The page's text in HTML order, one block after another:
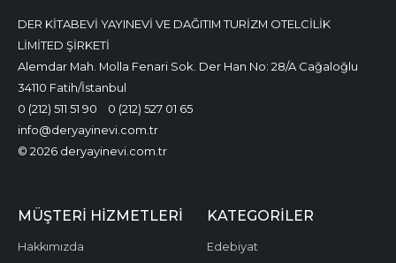
DER KİTABEVİ YAYINEVİ VE DAĞITIM TURİZM OTELCİLİK
LİMİTED ŞİRKETİ
Alemdar Mah. Molla Fenari Sok. Der Han No: 28/A Cağaloğlu
34110 Fatih/İstanbul
0 (212) 511 51 90
0 (212) 527 01 65
info@deryayinevi.com.tr
© 2026 deryayinevi.com.tr
MÜŞTERI HIZMETLERI
Hakkımızda
KATEGORILER
Edebiyat